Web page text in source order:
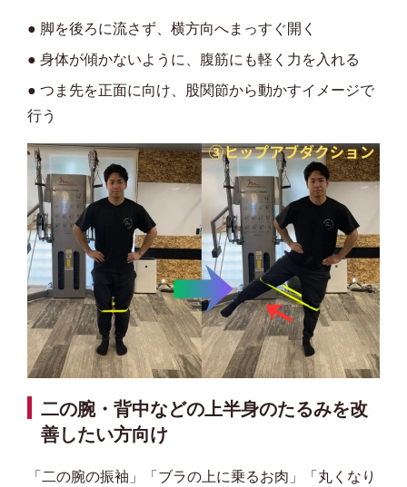
● 脚を後ろに流さず、横方向へまっすぐ開く
● 身体が傾かないように、腹筋にも軽く力を入れる
● つま先を正面に向け、股関節から動かすイメージで
行う
二の腕・背中などの上半身のたるみを改
善したい方向け
「二の腕の振袖」「ブラの上に乗るお肉」「丸くなり